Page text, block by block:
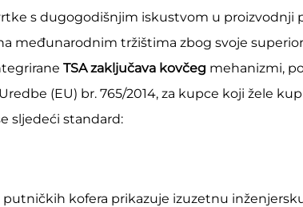
s dugogodišnjim iskustvom u
međunarodnim tržištima zbog svoje
TSA zaključava kovčeg mehanizmi,
(EU) br. 765/2014, za kupce koji žele
sljedeći standard:
kofera prikazuje izuzetnu